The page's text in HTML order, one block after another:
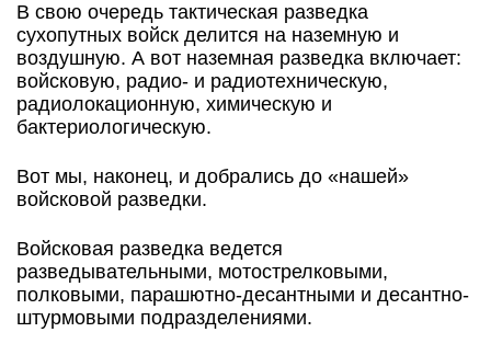
В свою очередь тактическая разведка
сухопутных войск делится на наземную и
воздушную. А вот наземная разведка включает:
войсковую, радио- и радиотехническую,
радиолокационную, химическую и
бактериологическую.
Вот мы, наконец, и добрались до «нашей»
войсковой разведки.
Войсковая разведка ведется
разведывательными, мотострелковыми,
полковыми, парашютно-десантными и десантно-
штурмовыми подразделениями.